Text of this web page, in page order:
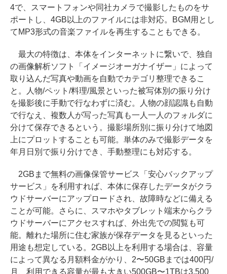
4で、スマートフォンや同社カメラで撮影したものをサ
ポートし、4GB以上のファイルには非対応。BGM用とし
てMP3形式の音楽ファイルを再生することもできる。
最大の特徴は、本体をインターネットに繋いで、独自
の画像解析ソフト「イメージオーガナイザー」によって
取り込んだ写真や動画を自動でカテゴリ整理できるこ
と。人物/ペット/料理/風景といった被写体別の振り分け
を撮影後に手動で行なわずに済む。人物の顔認識も自動
で行なえ、複数人が写った写真も一人一人のフォルダに
分けて保存できるという。撮影場所別に振り分けて地図
上にプロットすることも可能。単体のみで撮影データを
年月日別で振り分けでき、手動整理にも対応する。
2GBまで無料の画像保管サービス「安心バックアップ
サービス」を利用すれば、本体に保存したデータがクラ
ウドサーバーにアップロードされ、故障時などに備える
ことが可能。さらに、スマホやタブレット端末からクラ
ウドサーバーにアクセスすれば、外出先での閲覧も可
能。離れた場所に住む家族が保存データを見るといった
用途も想定している。2GB以上を利用する場合は、容量
によって異なる月額料金がかり、2〜50GBまでは400円/
月、利用できる容量が最も大きい500GB〜1TBは3,500